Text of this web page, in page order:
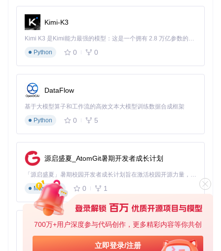
700万+用户深度参与代码创作，更多精彩内容等你共创
立即登录/注册
环境
启动Web操作界面
注意事项：首次启动会自动下载基础模型文件，需保持网
络通畅。默认访问地址为http://localhost:7860
48k_v2.json：48kHz高音质模型配置
inference-presets.json
三、场景化应用指南：从基础转换到专业生产 🎙️
单人语音风格转换
操作流程：
准备5-10分钟目标人物语音样本（WAV格式，16bit/44.1k
Kimi-K3
Kimi K3 是Kimi能力最强的模型：这是一个拥有 2.8 万亿参数的混合专家（MoE）模型，具备原生视觉理解能力，并支持 100 万 token 的上下文窗口。
Python
0 0
DataFlow
基于大模型算子和工作流的高效文本大模型训练数据合成框架
Python
0 5
源启盛夏_AtomGit暑期开发者成长计划
「源启盛夏」暑期校园开发者成长计划旨在激活校园开源力量，通过积分激励、认证扶持、资源倾斜等形式，引导高校组织和开发者完成「入驻 — 建项目 — 做贡献 — 获认证 — 得资源」的完整闭环。无论你是想带领社团入驻平台的组织者，还是希望用代码贡献证明自己的开发者，都能在这里找到属于你的成长路径。
Markdown
0 1
py-xiaozhi
基于Python的Xiaozhi AI，适用于想要完整Xiaozhi体验而无需拥有专用硬件的用户。